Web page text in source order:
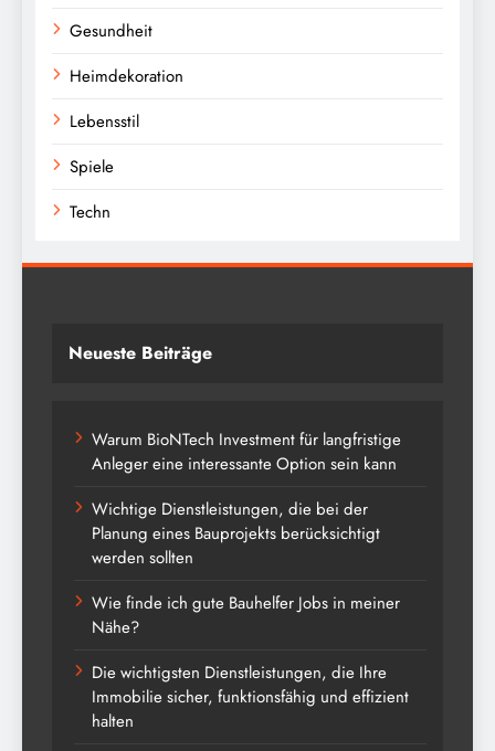
Gesundheit
Heimdekoration
Lebensstil
Spiele
Techn
Neueste Beiträge
Warum BioNTech Investment für langfristige
Anleger eine interessante Option sein kann
Wichtige Dienstleistungen, die bei der
Planung eines Bauprojekts berücksichtigt
werden sollten
Wie finde ich gute Bauhelfer Jobs in meiner
Nähe?
Die wichtigsten Dienstleistungen, die Ihre
Immobilie sicher, funktionsfähig und effizient
halten